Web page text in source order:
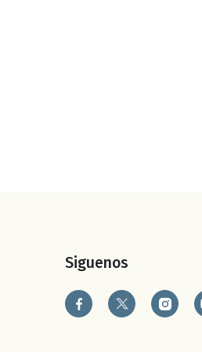
Siguenos